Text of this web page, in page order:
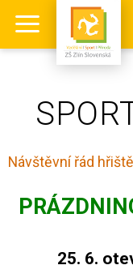
Návštěvní řád
25. 6.